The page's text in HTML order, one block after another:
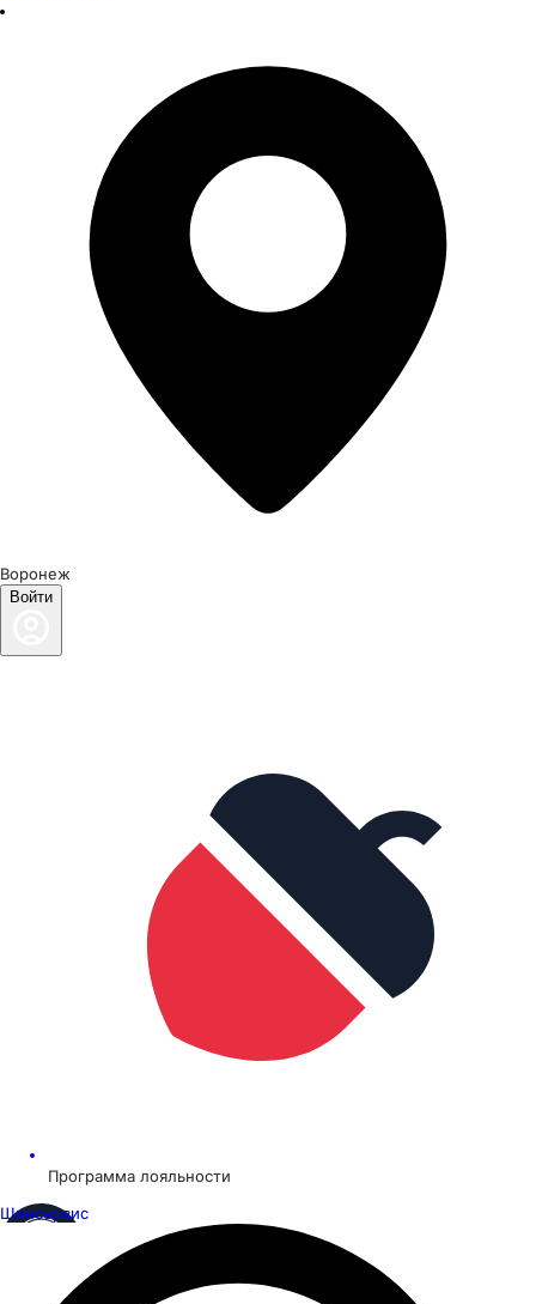
Воронеж
Войти
Программа лояльности
Шинсервис